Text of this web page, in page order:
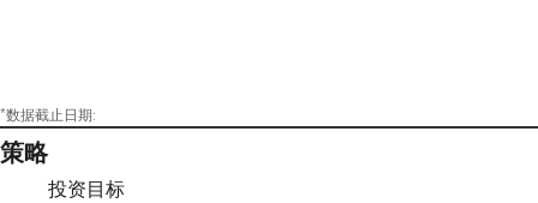
*数据截止日期:
策略
投资目标